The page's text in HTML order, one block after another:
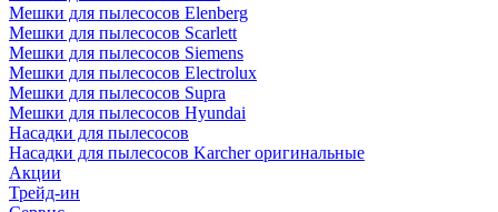
Мешки для пылесосов Elenberg
Мешки для пылесосов Scarlett
Мешки для пылесосов Siemens
Мешки для пылесосов Electrolux
Мешки для пылесосов Supra
Мешки для пылесосов Hyundai
Насадки для пылесосов
Насадки для пылесосов Karcher оригинальные
Акции
Трейд-ин